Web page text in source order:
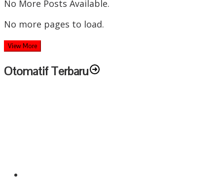
No More Posts Available.
No more pages to load.
View More
Otomatif Terbaru